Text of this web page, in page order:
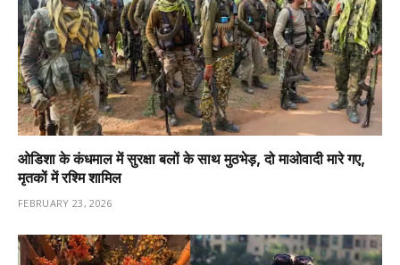
ओडिशा के कंधमाल में सुरक्षा बलों के साथ मुठभेड़, दो माओवादी मारे गए,
मृतकों में रश्मि शामिल
FEBRUARY 23, 2026